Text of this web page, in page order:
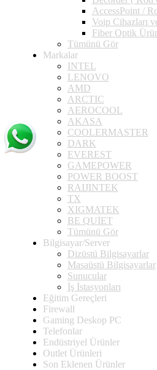
AccessPoint /
Voip Cihazları
Fiber Optik
Tümünü Gör
Markalar
INTEL
LENOVO
AMD
ARCTIC
AEROCOOL
AKASA
COOLERMASTER
DARK
EVEREST
GAMEPOWER
POWER BOOST
RAIJINTEK
TX
XIGMATEK
BE QUİET
Tümünü Gör
Bilgisayar/Server
Dizüstü Bilgisayarlar
Masaüstü Bilgisayarlar
Sunucular
İş İstasyonları
Eğitim Gereçleri
Firewall
Gaming Deskop PC
Telefonlar
Endüstriyel Ürünler
Outlet Ürünleri
Son Eklenen Ürünler